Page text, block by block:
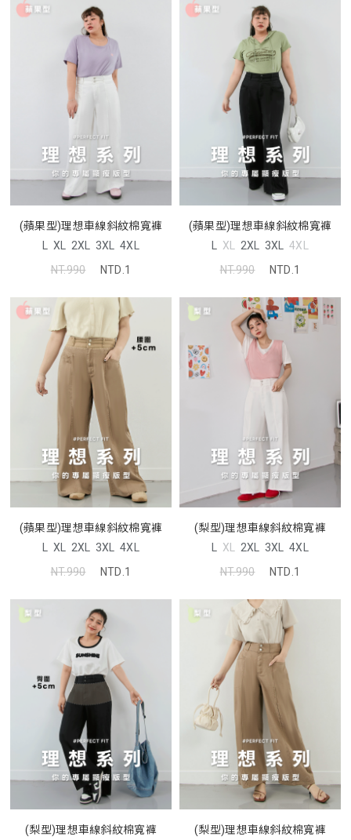
(蘋果型)理想車線斜紋棉寬褲
L XL 2XL 3XL 4XL
NT.990
NTD.1
(蘋果型)理想車線斜紋棉寬褲
L XL 2XL 3XL 4XL
NT.990
NTD.1
(蘋果型)理想車線斜紋棉寬褲
L XL 2XL 3XL 4XL
NT.990
NTD.1
(梨型)理想車線斜紋棉寬褲
L XL 2XL 3XL 4XL
NT.990
NTD.1
(梨型)理想車線斜紋棉寬褲
(梨型)理想車線斜紋棉寬褲